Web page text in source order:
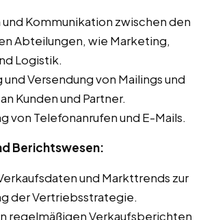
Kommunikation zwischen den
Abteilungen, wie Marketing,
Logistik.
Versendung von Mailings und
Kunden und Partner.
von Telefonanrufen und E-Mails.
Berichtswesen:
und Markttrends zur
der Vertriebsstrategie.
regelmäßigen Verkaufsberichten